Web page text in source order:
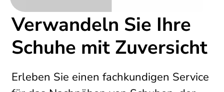
Verwandeln Sie Ihre
Schuhe mit Zuversicht
Erleben Sie einen fachkundigen Service